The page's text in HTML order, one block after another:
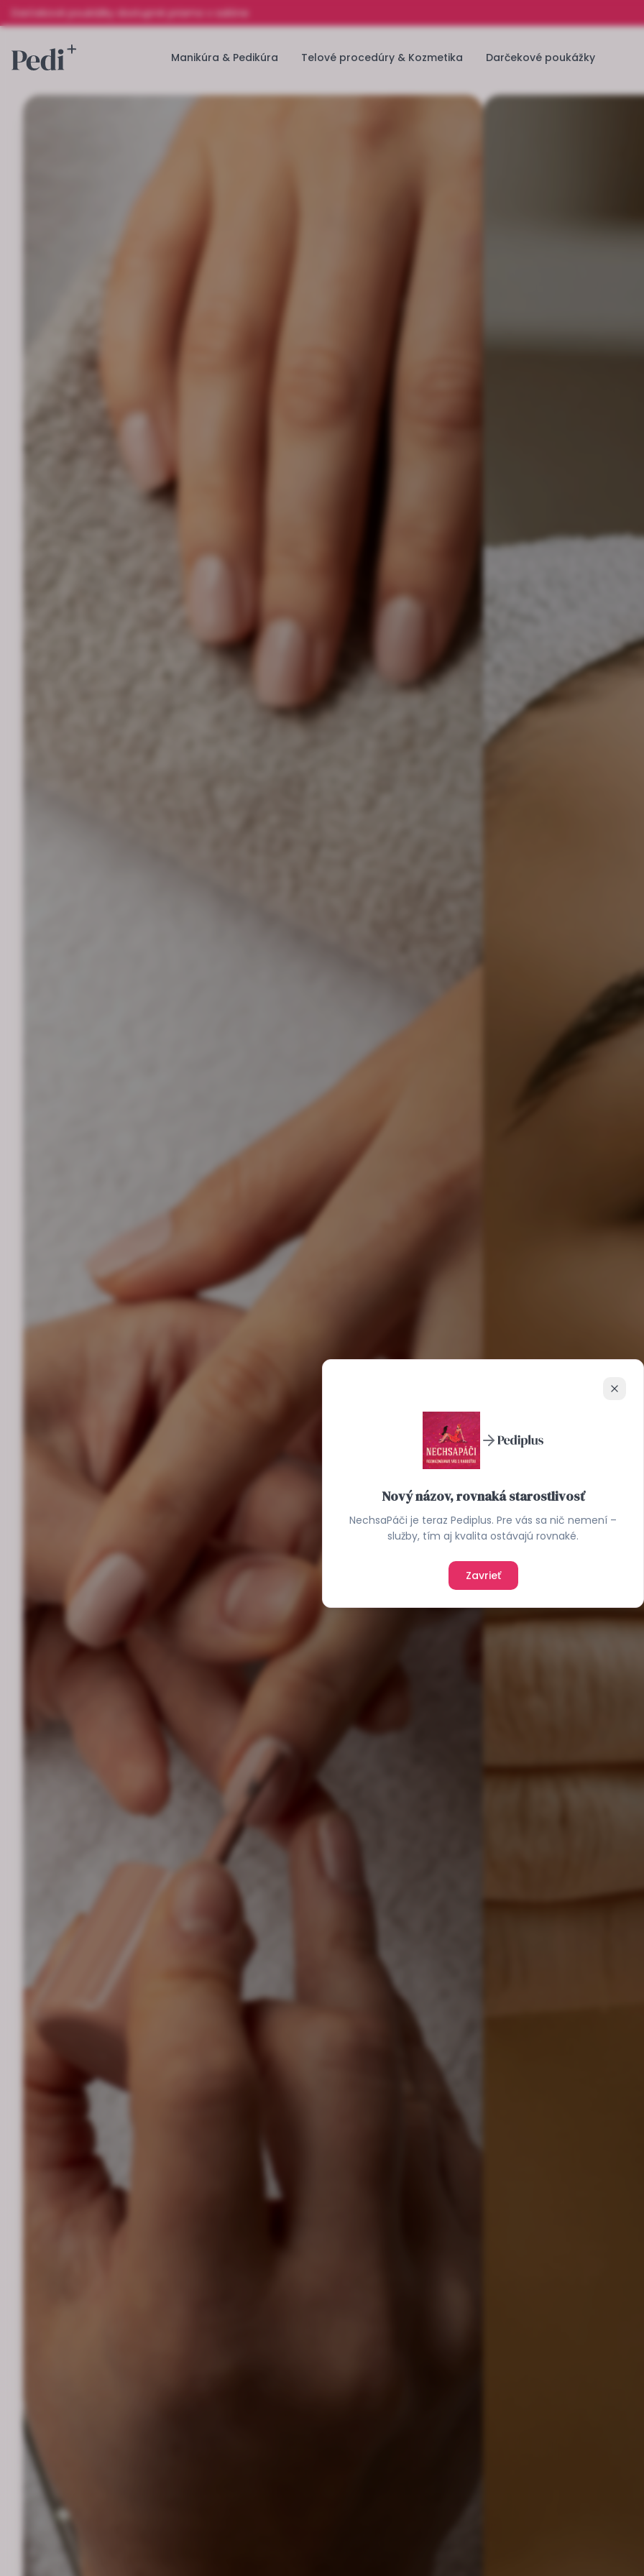
Nový názov, rovnaká starostlivosť
NechsaPáči je teraz Pediplus. Pre vás sa nič nemení –
služby, tím aj kvalita ostávajú rovnaké.
Zavrieť
Darčekové poukážky dostupné priamo v salóne
Manikúra & Pedikúra Telové procedúry & Kozmetika Darčekové poukážky